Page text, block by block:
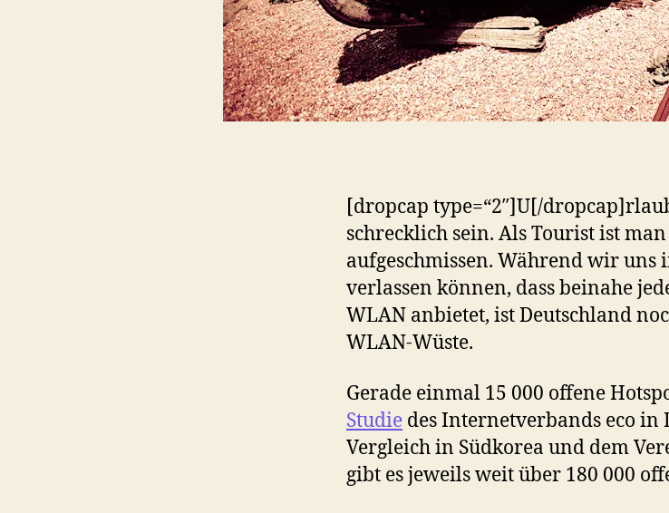
[dropcap type=“2″]U[/
schrecklich sein. Als Tourist ist
aufgeschmissen. Während wir uns
verlassen können, dass beinahe
WLAN anbietet, ist Deutschland
WLAN-Wüste.
Gerade einmal 15 000 offene
Studie des Internetverbands eco in
Vergleich in Südkorea und dem
gibt es jeweils weit über 180 000